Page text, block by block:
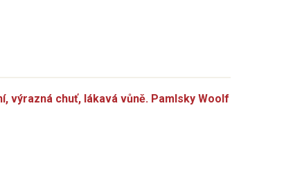
výrazná chuť, lákavá vůně. Pamlsky Woolf